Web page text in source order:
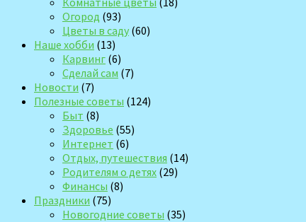
Огород (93)
Цветы в саду (60)
Наше хобби (13)
Карвинг (6)
Сделай сам (7)
Новости (7)
Полезные советы (124)
Быт (8)
Здоровье (55)
Интернет (6)
Отдых, путешествия (14)
Родителям о детях (29)
Финансы (8)
Праздники (75)
Новогодние советы (35)